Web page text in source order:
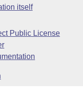
itself
Public License